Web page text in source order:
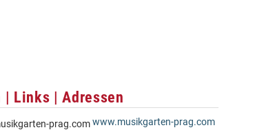
| Links | Adressen
www.musikgarten-prag.com